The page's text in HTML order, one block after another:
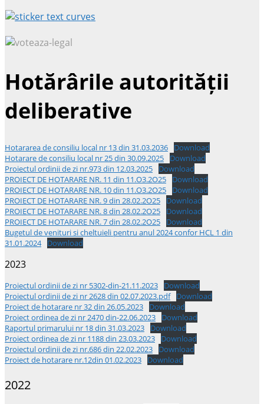
Hotărârile autorității
deliberative
Hotararea de consiliu local nr 13 din 31.03.2036
Download
Hotarare de consiliu local nr 25 din 30.09.2025
Download
Proiectul ordinii de zi nr.973 din 12.03.2025
Download
PROIECT DE HOTARARE NR. 11 din 11.O3.2O25
Download
PROIECT DE HOTARARE NR. 10 din 11.O3.2O25
Download
PROIECT DE HOTARARE NR. 9 din 28.02.2O25
Download
PROIECT DE HOTARARE NR. 8 din 28.02.2O25
Download
PROIECT DE HOTARARE NR. 7 din 28.02.2O25
Download
Bugetul de venituri si cheltuieli pentru anul 2024 confor HCL 1 din
31.01.2024
Download
2023
Proiectul ordinii de zi nr 5302-din-21.11.2023
Download
Proiectul ordinii de zi nr 2628 din 02.07.2023.pdf
Download
Proiect de hotarare nr 32 din 26.05.2023
Download
Proiect ordinea de zi nr 2470 din-22.06.2023
Download
Raportul primarului nr 18 din 31.03.2023
Download
Proiect ordinea de zi nr 1188 din 23.03.2023
Download
Proiectul ordinii de zi nr.686 din 22.02.2023
Download
Proiect de hotarare nr.12din 01.02.2023
Download
2022